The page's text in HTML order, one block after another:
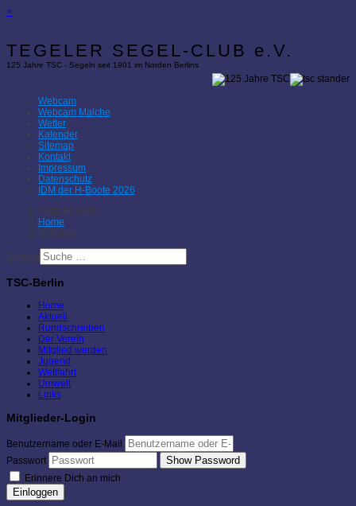
×
TEGELER SEGEL-CLUB e.V.
125 Jahre TSC - Segeln seit 1901 im Norden Berlins
Webcam
Webcam Malche
Wetter
Kalender
Sitemap
Kontakt
Impressum
Datenschutz
IDM der H-Boote 2026
Aktuelle Seite:
Home
Kalender
Suchen
TSC-Berlin
Home
Aktuell
Rundschreiben
Der Verein
Mitglied werden
Jugend
Wettfahrt
Umwelt
Links
Mitglieder-Login
Benutzername oder E-Mail
Passwort
Show Password
Erinnere Dich an mich
Einloggen